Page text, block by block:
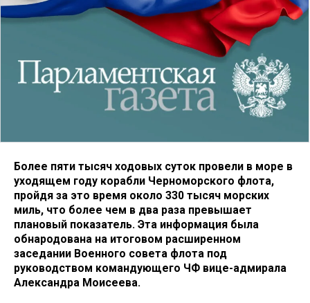
Более пяти тысяч ходовых суток провели в море в
уходящем году корабли Черноморского флота,
пройдя за это время около 330 тысяч морских
миль, что более чем в два раза превышает
плановый показатель. Эта информация была
обнародована на итоговом расширенном
заседании Военного совета флота под
руководством командующего ЧФ вице-адмирала
Александра Моисеева.